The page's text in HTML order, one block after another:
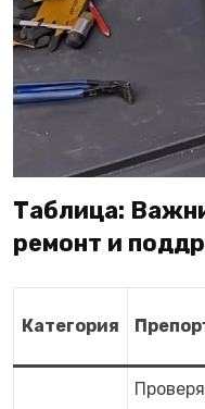
Таблица:
ремонт и
Категория